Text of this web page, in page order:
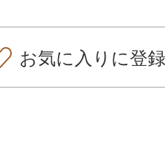
お気に入りに登録